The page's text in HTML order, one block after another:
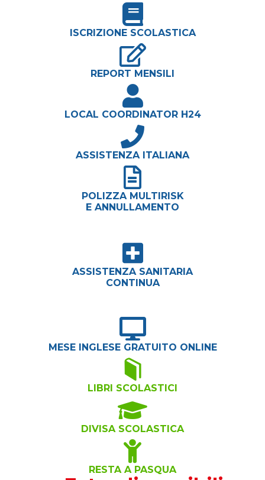
ISCRIZIONE SCOLASTICA
REPORT MENSILI
LOCAL COORDINATOR H24
ASSISTENZA ITALIANA
POLIZZA MULTIRISK
E ANNULLAMENTO
ASSISTENZA SANITARIA
CONTINUA
MESE INGLESE GRATUITO ONLINE
LIBRI SCOLASTICI
DIVISA SCOLASTICA
RESTA A PASQUA